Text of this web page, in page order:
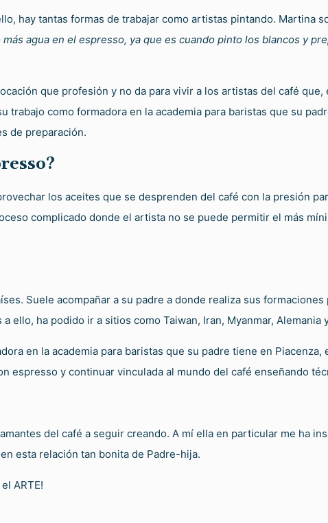
hay tantas formas de trabajar como artistas pintando. Martina
agua en el espresso, ya que es cuando pinto los blancos y
que profesión y no da para vivir a los artistas del café
trabajo como formadora en la academia para baristas que su
de preparación.
los aceites que se desprenden del café con la presión
complicado donde el artista no se puede permitir el más
Suele acompañar a su padre a donde realiza sus
ello, ha podido ir a sitios como Taiwan, Iran, Myanmar,
en la academia para baristas que su padre tiene en
espresso y continuar vinculada al mundo del café enseñando
del café a seguir creando. A mí ella en particular me ha
esta relación tan bonita de Padre-hija.
ARTE!